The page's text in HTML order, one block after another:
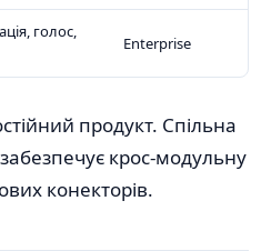
голос,
Enterprise
продукт. Спільна
крос-модульну
конекторів.